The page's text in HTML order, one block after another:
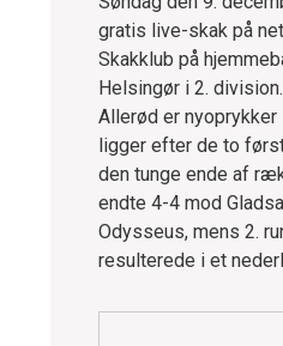
gratis live-skak på
Skakklub på
Helsingør i 2.
Allerød er
ligger efter de to
den tunge ende af
endte 4-4 mod
Odysseus, mens 2.
resulterede i et